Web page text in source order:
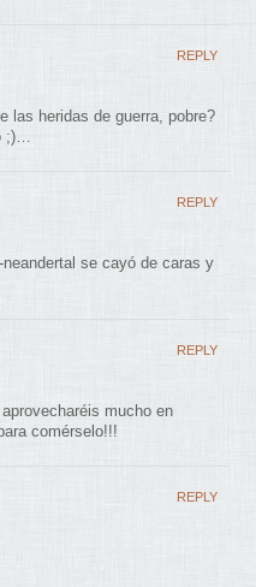
las heridas de guerra, pobre?
;)…
REPLY
se cayó de caras y
REPLY
mucho en
comérselo!!!
REPLY
REPLY